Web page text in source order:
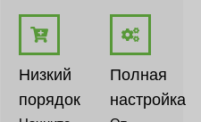
Низкий
порядок
Полная
настройка